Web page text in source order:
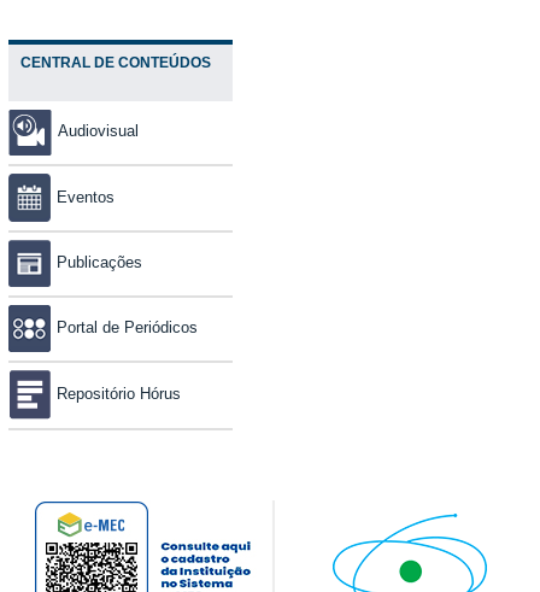
CENTRAL DE CONTEÚDOS
Audiovisual
Eventos
Publicações
Portal de Periódicos
Repositório Hórus